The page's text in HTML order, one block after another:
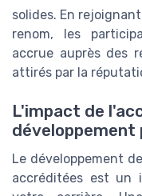
solides. En
renom, les
accrue auprès des
attirés par la
L'impact de
développement
Le développement
accréditées est un